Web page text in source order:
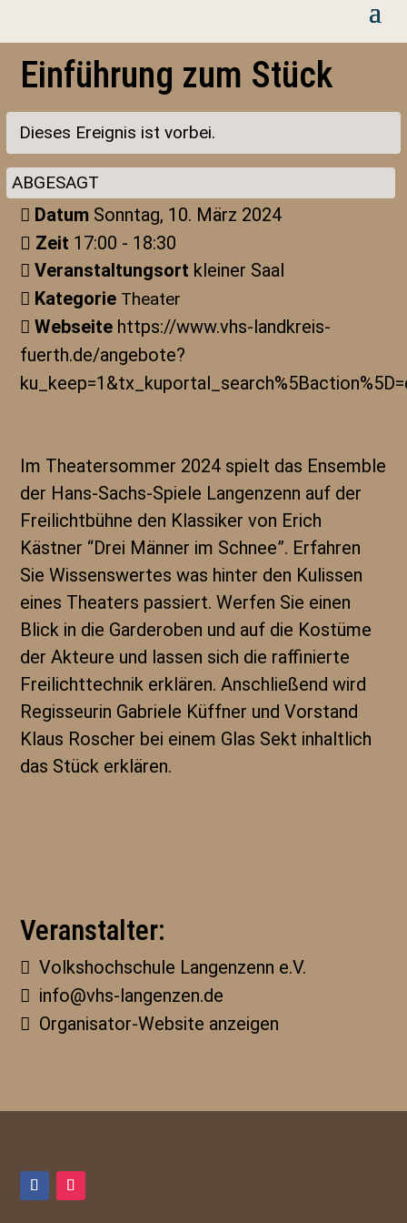
Einführung zum Stück
Dieses Ereignis ist vorbei.
ABGESAGT
Datum Sonntag, 10. März 2024
Zeit 17:00 - 18:30
Veranstaltungsort kleiner Saal
Kategorie Theater
Webseite https://www.vhs-landkreis-
fuerth.de/angebote?
Im Theatersommer 2024 spielt das Ensemble
der Hans-Sachs-Spiele Langenzenn auf der
Freilichtbühne den Klassiker von Erich
Kästner “Drei Männer im Schnee”. Erfahren
Sie Wissenswertes was hinter den Kulissen
eines Theaters passiert. Werfen Sie einen
Blick in die Garderoben und auf die Kostüme
der Akteure und lassen sich die raffinierte
Freilichttechnik erklären. Anschließend wird
Regisseurin Gabriele Küffner und Vorstand
Klaus Roscher bei einem Glas Sekt inhaltlich
das Stück erklären.
Veranstalter:
Volkshochschule Langenzenn e.V.
info@vhs-langenzen.de
Organisator-Website anzeigen